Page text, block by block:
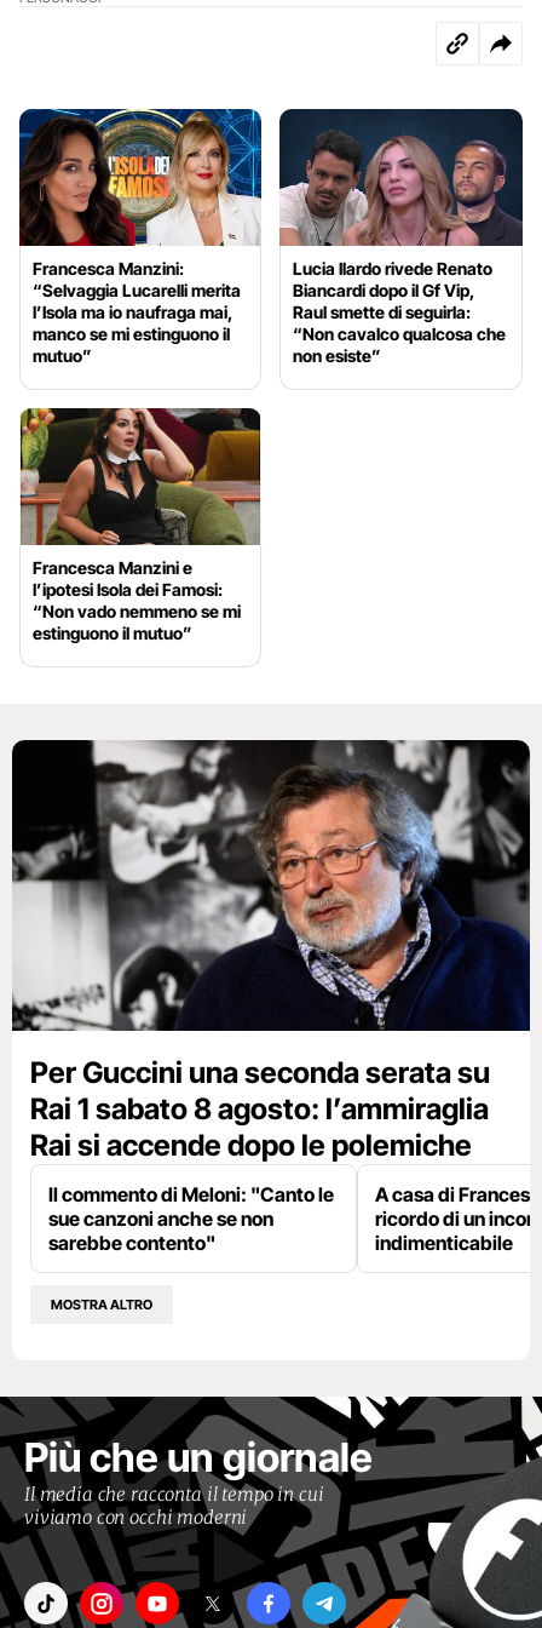
Francesca Manzini:
“Selvaggia Lucarelli merita
l’Isola ma io naufraga mai,
manco se mi estinguono il
mutuo”
Lucia Ilardo rivede Renato
Biancardi dopo il Gf Vip,
Raul smette di seguirla:
“Non cavalco qualcosa che
non esiste”
Francesca Manzini e
l’ipotesi Isola dei Famosi:
“Non vado nemmeno se mi
estinguono il mutuo”
Per Guccini una seconda serata su
Rai 1 sabato 8 agosto: l’ammiraglia
Rai si accende dopo le polemiche
Il commento di Meloni: "Canto le
sue canzoni anche se non
sarebbe contento"
A casa di
ricordo di un
indimenticabile
MOSTRA ALTRO
Più che un giornale
Il media che racconta il tempo in cui
viviamo con occhi moderni